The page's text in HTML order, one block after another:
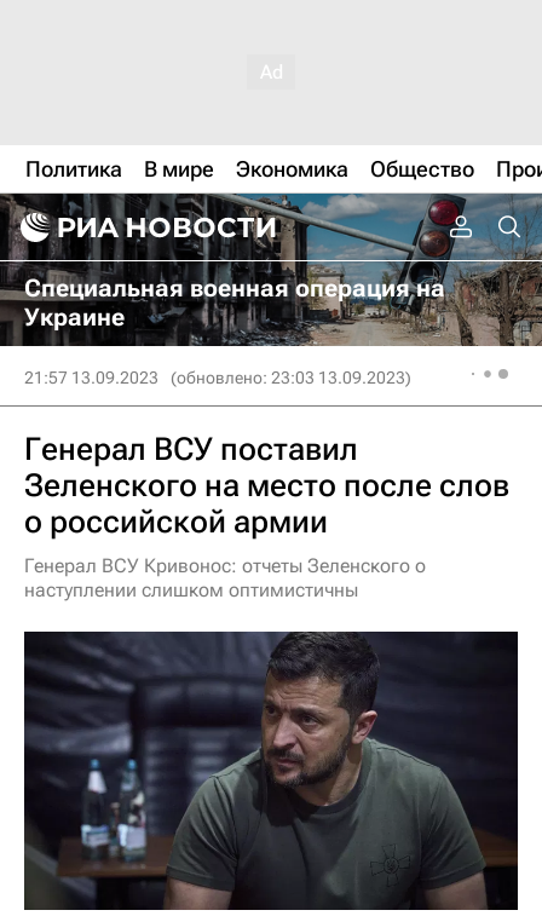
Политика В мире Экономика Общество
Специальная военная операция на
Украине
21:57 13.09.2023 (обновлено: 23:03 13.09.2023)
Генерал ВСУ поставил
Зеленского на место после слов
о российской армии
Генерал ВСУ Кривонос: отчеты Зеленского о
наступлении слишком оптимистичны